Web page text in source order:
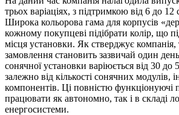
трьох варіаціях, з підтримкою від 6 до
Широка кольорова гама для корпусів
кожному покупцеві підібрати колір, що
місця установки. Як стверджує
замовлення становить зазвичай один
сонячної установки варіюється від 30
залежно від кількості сонячних модулів,
компонентів. Ці повністю функціонуючі
працювати як автономно, так і в складі
енергосистеми.